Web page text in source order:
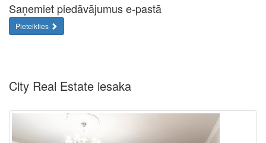
Saņemiet piedāvājumus e-pastā
Pieteikties
City Real Estate iesaka